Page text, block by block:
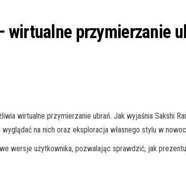
wirtualne przymierzanie
wirtualne przymierzanie ubrań. Jak wyjaśnia Sakshi
na nich oraz eksploracja własnego stylu w
wersje użytkownika, pozwalając sprawdzić, jak